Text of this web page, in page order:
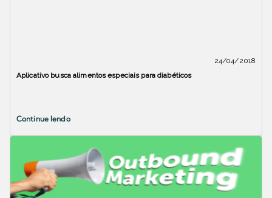
24/04/2018
Aplicativo busca alimentos especiais para diabéticos
Continue lendo